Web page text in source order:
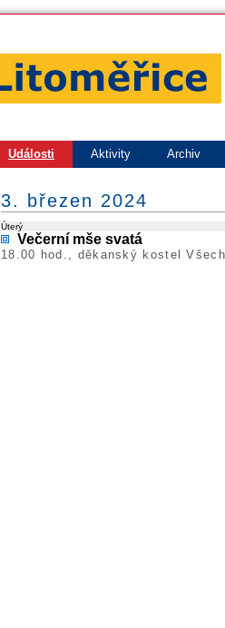
Události Aktivity Archiv
3. březen 2024
Úterý
Večerní mše svatá
18.00 hod., děkanský kostel